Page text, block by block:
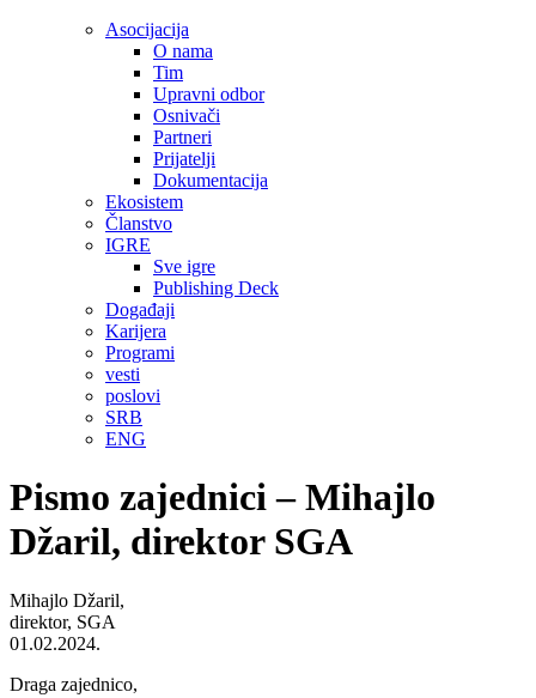
Asocijacija
O nama
Tim
Upravni odbor
Osnivači
Partneri
Prijatelji
Dokumentacija
Ekosistem
Članstvo
IGRE
Sve igre
Publishing Deck
Događaji
Karijera
Programi
vesti
poslovi
SRB
ENG
Pismo zajednici – Mihajlo
Džaril, direktor SGA
Mihajlo Džaril,
direktor, SGA
01.02.2024.
Draga zajednico,